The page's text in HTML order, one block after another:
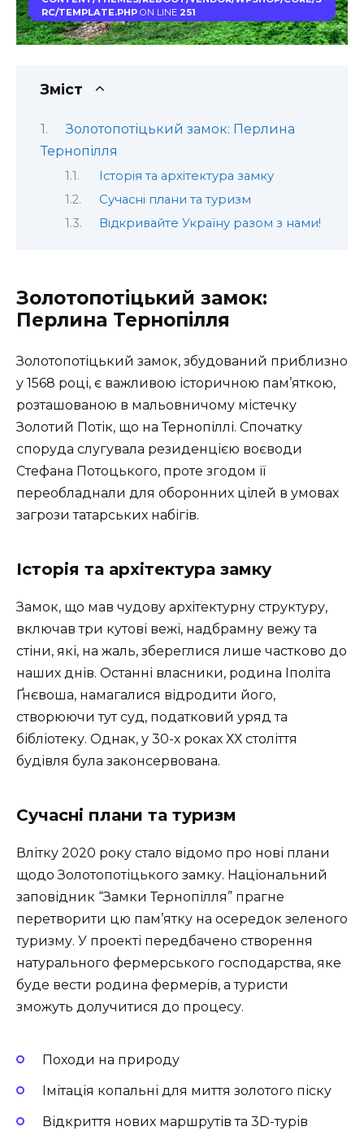
RC/TEMPLATE.PHPON LINE 251
Зміст
Золотопотіцький замок: Перлина
Тернопілля
Історія та архітектура замку
Сучасні плани та туризм
Відкривайте Україну разом з нами!
Золотопотіцький замок:
Перлина Тернопілля
Золотопотіцький замок, збудований приблизно
у 1568 році, є важливою історичною пам’яткою,
розташованою в мальовничому містечку
Золотий Потік, що на Тернопіллі. Спочатку
споруда слугувала резиденцією воєводи
Стефана Потоцького, проте згодом її
переобладнали для оборонних цілей в умовах
загрози татарських набігів.
Історія та архітектура замку
Замок, що мав чудову архітектурну структуру,
включав три кутові вежі, надбрамну вежу та
стіни, які, на жаль, збереглися лише частково до
наших днів. Останні власники, родина Іполіта
Ґнєвоша, намагалися відродити його,
створюючи тут суд, податковий уряд та
бібліотеку. Однак, у 30-х роках ХХ століття
будівля була законсервована.
Сучасні плани та туризм
Влітку 2020 року стало відомо про нові плани
щодо Золотопотіцького замку. Національний
заповідник “Замки Тернопілля” прагне
перетворити цю пам’ятку на осередок зеленого
туризму. У проекті передбачено створення
натурального фермерського господарства, яке
буде вести родина фермерів, а туристи
зможуть долучитися до процесу.
Походи на природу
Імітація копальні для миття золотого піску
Відкриття нових маршрутів та 3D-турів